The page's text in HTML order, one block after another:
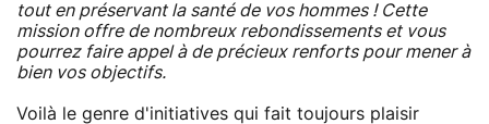
tout en préservant la santé de vos hommes ! Cette
mission offre de nombreux rebondissements et vous
pourrez faire appel à de précieux renforts pour mener à
bien vos objectifs.
Voilà le genre d'initiatives qui fait toujours plaisir